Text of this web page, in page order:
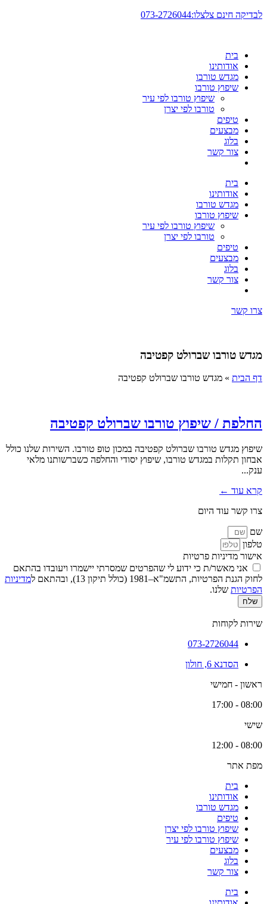
דלג
לבדיקה חינם צלצלו:073-2726044
בית
אודותינו
מגדש טורבו
שיפוץ טורבו
שיפוץ טורבו לפי עיר
טורבו לפי יצרן
טיפים
מבצעים
בלוג
צור קשר
בית
אודותינו
מגדש טורבו
שיפוץ טורבו
שיפוץ טורבו לפי עיר
טורבו לפי יצרן
טיפים
מבצעים
בלוג
צור קשר
צרו קשר
מגדש טורבו שברולט קפטיבה
דף הבית » מגדש טורבו שברולט קפטיבה
החלפת / שיפוץ טורבו שברולט קפטיבה
שיפוץ מגדש טורבו שברולט קפטיבה במכון טופ טורבו. השירות שלנו כולל
אבחון תקלות במגדש טורבו, שיפוץ יסודי והחלפה כשברשותנו מלאי
ענק...
קרא עוד ←
צרו קשר עוד היום
שם
טלפון
אישור מדיניות פרטיות
אני מאשר/ת כי ידוע לי שהפרטים שמסרתי יישמרו ויעובדו בהתאם
לחוק הגנת הפרטיות, התשמ"א–1981 (כולל תיקון 13), ובהתאם ל
מדיניות
הפרטיות שלנו.
שלח
שירות לקוחות
073-2726044
הסדנא 6, חולון
ראשון - חמישי
08:00 - 17:00
שישי
08:00 - 12:00
מפת אתר
בית
אודותינו
מגדש טורבו
טיפים
שיפוץ טורבו לפי יצרן
שיפוץ טורבו לפי עיר
מבצעים
בלוג
צור קשר
בית